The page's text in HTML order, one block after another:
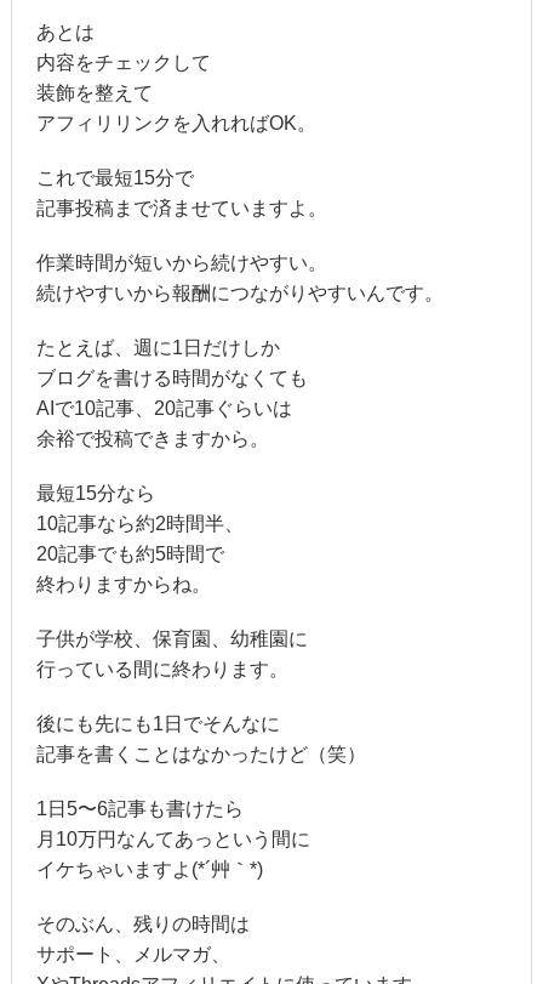
あとは
内容をチェックして
装飾を整えて
アフィリリンクを入れればOK。
これで最短15分で
記事投稿まで済ませていますよ。
作業時間が短いから続けやすい。
続けやすいから報酬につながりやすいんです。
たとえば、週に1日だけしか
ブログを書ける時間がなくても
AIで10記事、20記事ぐらいは
余裕で投稿できますから。
最短15分なら
10記事なら約2時間半、
20記事でも約5時間で
終わりますからね。
子供が学校、保育園、幼稚園に
行っている間に終わります。
後にも先にも1日でそんなに
記事を書くことはなかったけど（笑）
1日5〜6記事も書けたら
月10万円なんてあっという間に
イケちゃいますよ(*´艸｀*)
そのぶん、残りの時間は
サポート、メルマガ、